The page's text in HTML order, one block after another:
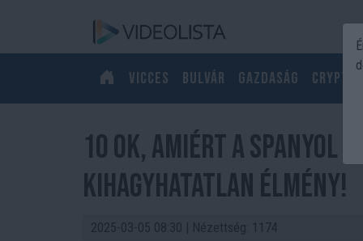
Vicces Bulvár Gazdaság Crypto
10 ok, amiért a spanyol
kihagyhatatlan élmény!
2025-03-05 08:30 | Nézettség: 1174